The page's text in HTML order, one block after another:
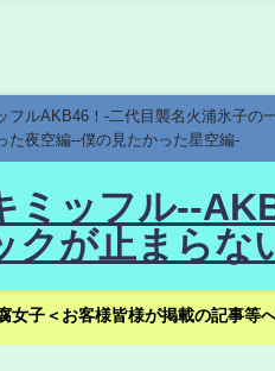
フルAKB46！-二代目襲名火浦氷子の
た夜空編--僕の見たかった星空編-
ミッフル--
クが止まらな
女子＜お客様皆様が掲載の記事等